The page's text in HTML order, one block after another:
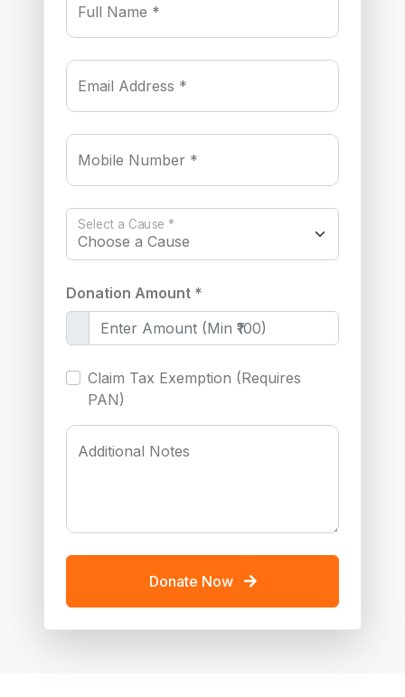
Full Name *
Email Address *
Mobile Number *
Select a Cause *
Donation Amount *
Claim Tax Exemption (Requires
PAN)
Additional Notes
Donate Now